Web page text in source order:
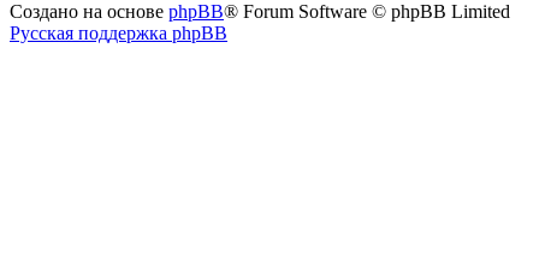
Создано на основе phpBB® Forum Software © phpBB Limited
Русская поддержка phpBB